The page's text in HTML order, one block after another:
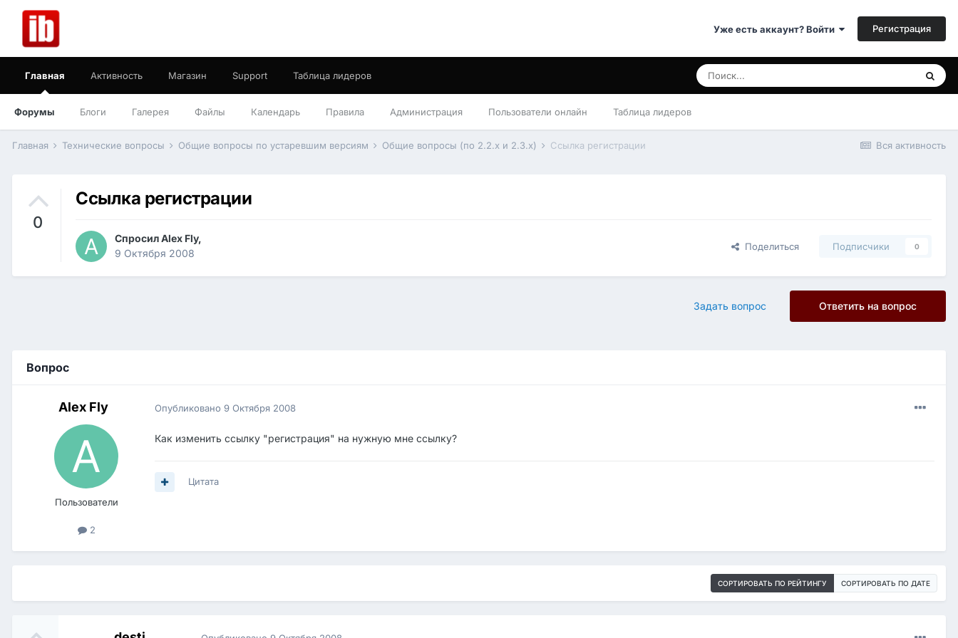
Уже есть аккаунт? Войти Регистрация
Главная
Форумы Блоги Галерея Файлы Календарь Правила Администрация Пользователи онлайн Таблица лидеров
Активность Магазин Support Таблица лидеров
Вся активность
Главная Технические вопросы Общие вопросы по устаревшим версиям Общие вопросы (по 2.2.x и 2.3.x) Ссылка регистрации
0
Ссылка регистрации
СпросилAlex Fly,
9 Октября 2008
Поделиться Подписчики 0
Ответить на вопрос
Задать вопрос
Вопрос
Alex Fly
Пользователи
2
Опубликовано 9 Октября 2008
Как изменить ссылку "регистрация" на нужную мне ссылку?
Цитата
СОРТИРОВАТЬ ПО РЕЙТИНГУ СОРТИРОВАТЬ ПО ДАТЕ